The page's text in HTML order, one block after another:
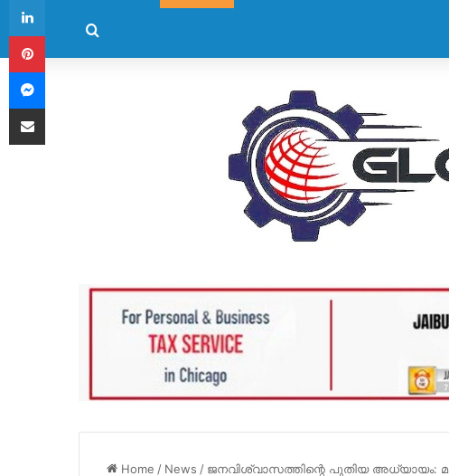
Search for
Home / News / ജനവിശ്വാസത്തിന്റെ പുതിയ അധ്യായം:
Pinterest
Messenger
Share via Email